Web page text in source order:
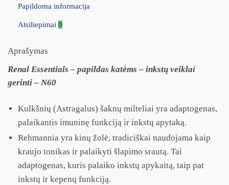
Papildoma informacija
Atsiliepimai 0
Aprašymas
Renal Essentials – papildas katėms – inkstų veiklai
gerinti – N60
Kulkšnių (Astragalus) šaknų milteliai yra adaptogenas,
palaikantis imuninę funkciją ir inkstų apytaką.
Rehmannia yra kinų žolė, tradiciškai naudojama kaip
kraujo tonikas ir palaikyti šlapimo srautą. Tai
adaptogenas, kuris palaiko inkstų apykaitą, taip pat
inkstų ir kepenų funkciją.